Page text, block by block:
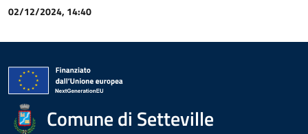
02/12/2024, 14:40
Comune di Setteville